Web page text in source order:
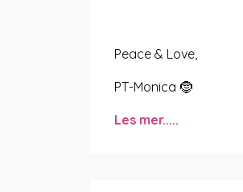
Peace & Love,
PT-Monica 🤶
Les mer.....